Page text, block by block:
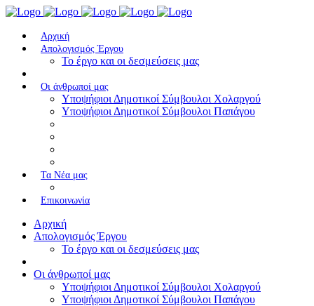
Αρχική
Απολογισμός Έργου
To έργο και οι δεσμεύσεις μας
Οι άνθρωποί μας
Υποψήφιοι Δημοτικοί Σύμβουλοι Χολαργού
Υποψήφιοι Δημοτικοί Σύμβουλοι Παπάγου
Τα Nέα μας
Επικοινωνία
Αρχική
Απολογισμός Έργου
To έργο και οι δεσμεύσεις μας
Οι άνθρωποί μας
Υποψήφιοι Δημοτικοί Σύμβουλοι Χολαργού
Υποψήφιοι Δημοτικοί Σύμβουλοι Παπάγου